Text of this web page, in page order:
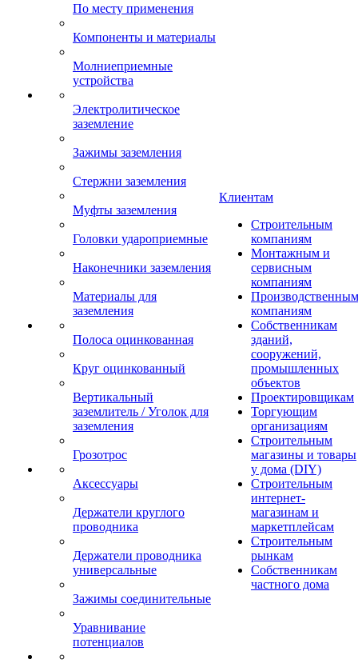
По месту применения
Компоненты и материалы
Молниеприемные
устройства
Электролитическое
заземление
Зажимы заземления
Стержни заземления
Муфты заземления
Головки удароприемные
Наконечники заземления
Материалы для
заземления
Полоса оцинкованная
Круг оцинкованный
Вертикальный
заземлитель / Уголок для
заземления
Грозотрос
Аксессуары
Держатели круглого
проводника
Держатели проводника
универсальные
Зажимы соединительные
Уравнивание
потенциалов
Клиентам
Строительным
компаниям
Монтажным и
сервисным
компаниям
Производственным
компаниям
Собственникам
зданий,
сооружений,
промышленных
объектов
Проектировщикам
Торгующим
организациям
Строительным
магазины и товары
у дома (DIY)
Строительным
интернет-
магазинам и
маркетплейсам
Строительным
рынкам
Собственникам
частного дома